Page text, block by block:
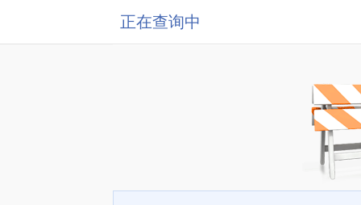
正在查询中